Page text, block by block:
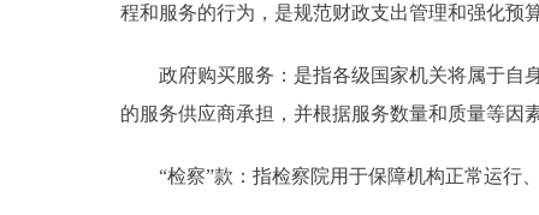
程和服务的行为，是规范财政支出管理和强化预
政府购买服务：是指各级国家机关将属于自身
的服务供应商承担，并根据服务数量和质量等因
“检察”款：指检察院用于保障机构正常运行